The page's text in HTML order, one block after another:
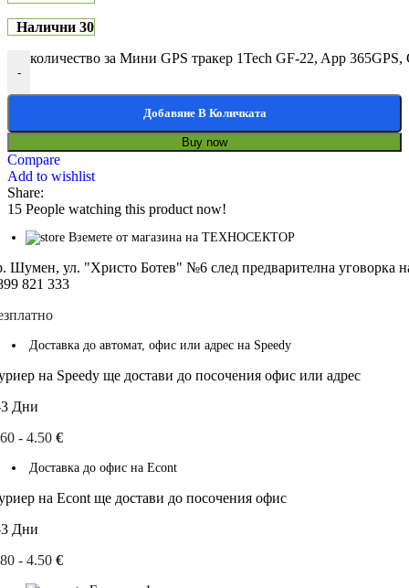
Налични 30
-
количество за Мини GPS тракер 1Tech GF-22, App
Добавяне В Количката
Buy now
Compare
Add to wishlist
Share:
15 People watching this product now!
Вземете от магазина на ТЕХНОСЕКТОР
Шумен, ул. "Христо Ботев" №6 след предварителна уговорка
821 333
Доставка до автомат, офис или адрес на Speedy
на Speedy ще достави до посочения офис или адрес
Дни
- 4.50 €
Доставка до офис на Econt
на Econt ще достави до посочения офис
Дни
- 4.50 €